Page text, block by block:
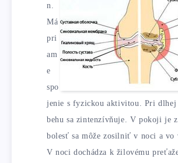
n.
Má
pri
am
e
spo
jenie s fyzickou aktivitou. Pri dlhej
behu sa zintenzívňuje. V pokoji je
bolesť sa môže zosilniť v noci a vo
V noci dochádza k žilovému